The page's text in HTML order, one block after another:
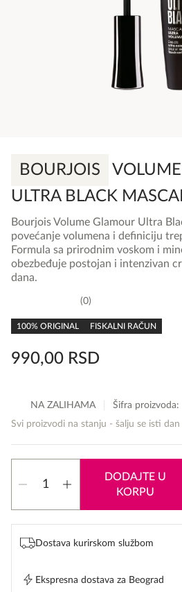
BOURJOIS
ULTRA BLACK
rating
0
100% ORIGINAL FISKALNI RAČUN
990,00 RSD
Bourjois Volume Glamour Ultra
povećanje volumena i definiciju
Formula sa prirodnim voskom i
obezbeđuje postojan i intenzivan
dana.
NA ZALIHAMA Šifra proizvoda:
Svi proizvodi na stanju - šalju se isti dan
Volume
Ultra
Black
Mascara
količina
DODAJTE U
KORPU
Dostava kurirskom službom
Ekspresna dostava za Beograd